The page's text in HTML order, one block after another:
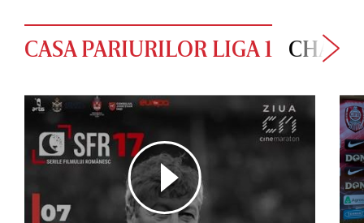
CASA PARIURILOR LIGA 1